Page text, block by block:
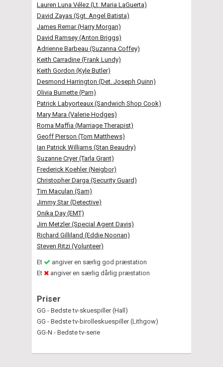
Lauren Luna Vélez (Lt. Maria LaGuerta)
David Zayas (Sgt. Angel Batista)
James Remar (Harry Morgan)
David Ramsey (Anton Briggs)
Adrienne Barbeau (Suzanna Coffey)
Keith Carradine (Frank Lundy)
Keith Gordon (Kyle Butler)
Desmond Harrington (Det. Joseph Quinn)
Olivia Burnette (Pam)
Patrick Labyorteaux (Sandwich Shop Cook)
Mary Mara (Valerie Hodges)
Roma Maffia (Marriage Therapist)
Geoff Pierson (Tom Matthews)
Ian Patrick Williams (Stan Beaudry)
Suzanne Cryer (Tarla Grant)
Frederick Koehler (Neigbor)
Christopher Darga (Security Guard)
Tim Maculan (Sam)
Jimmy Star (Detective)
Onika Day (EMT)
Jim Metzler (Special Agent Davis)
Richard Gilliland (Eddie Noonan)
Steven Ritzi (Volunteer)
Et
angiver en særlig god præstation
Et
angiver en særlig dårlig præstation
Priser
GG - Bedste tv-skuespiller (Hall)
GG - Bedste tv-birolleskuespiller (Lithgow)
GG-N - Bedste tv-serie